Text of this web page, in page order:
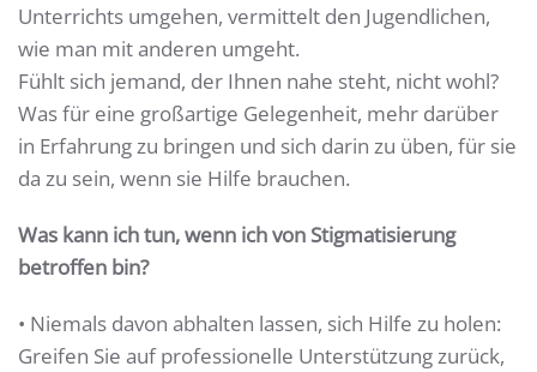
Unterrichts umgehen, vermittelt den Jugendlichen,
wie man mit anderen umgeht.
Fühlt sich jemand, der Ihnen nahe steht, nicht wohl?
Was für eine großartige Gelegenheit, mehr darüber
in Erfahrung zu bringen und sich darin zu üben, für sie
da zu sein, wenn sie Hilfe brauchen.
Was kann ich tun, wenn ich von Stigmatisierung
betroffen bin?
• Niemals davon abhalten lassen, sich Hilfe zu holen:
Greifen Sie auf professionelle Unterstützung zurück,